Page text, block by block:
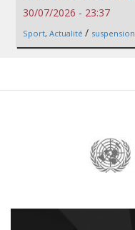
30/07/2026 - 23:37
Sport, Actualité / suspension